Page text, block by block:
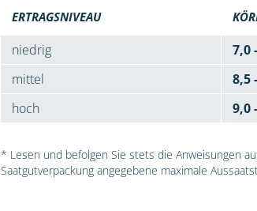
ERTRAGSNIVEAU
niedrig
7,0
mittel
8,5
hoch
9,0
* Lesen und befolgen Sie stets die Anweisungen
Saatgutverpackung angegebene maximale